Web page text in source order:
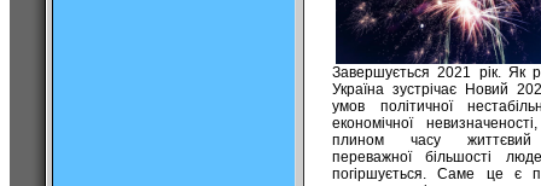
Завершується 2021 рік. Як
Україна зустрічає Новий
умов політичної
економічної
плином часу життєвий
переважної більшості
погіршується. Саме це є